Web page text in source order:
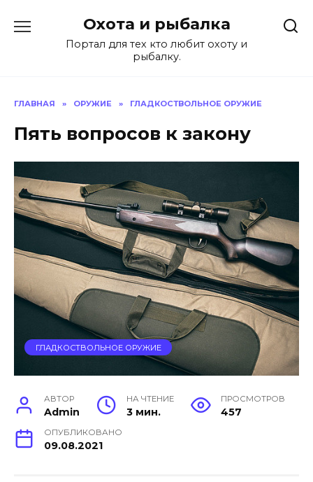
содержанию
Охота и рыбалка
Портал для тех кто любит охоту и
рыбалку.
ГЛАВНАЯ » ОРУЖИЕ » ГЛАДКОСТВОЛЬНОЕ ОРУЖИЕ
Пять вопросов к закону
ГЛАДКОСТВОЛЬНОЕ ОРУЖИЕ
АВТОР
Admin
НА ЧТЕНИЕ
3 мин.
ПРОСМОТРОВ
457
ОПУБЛИКОВАНО
09.08.2021